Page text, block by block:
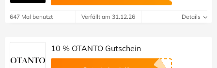
647 Mal benutzt Verfällt am 31.12.26 Details
10 % OTANTO Gutschein